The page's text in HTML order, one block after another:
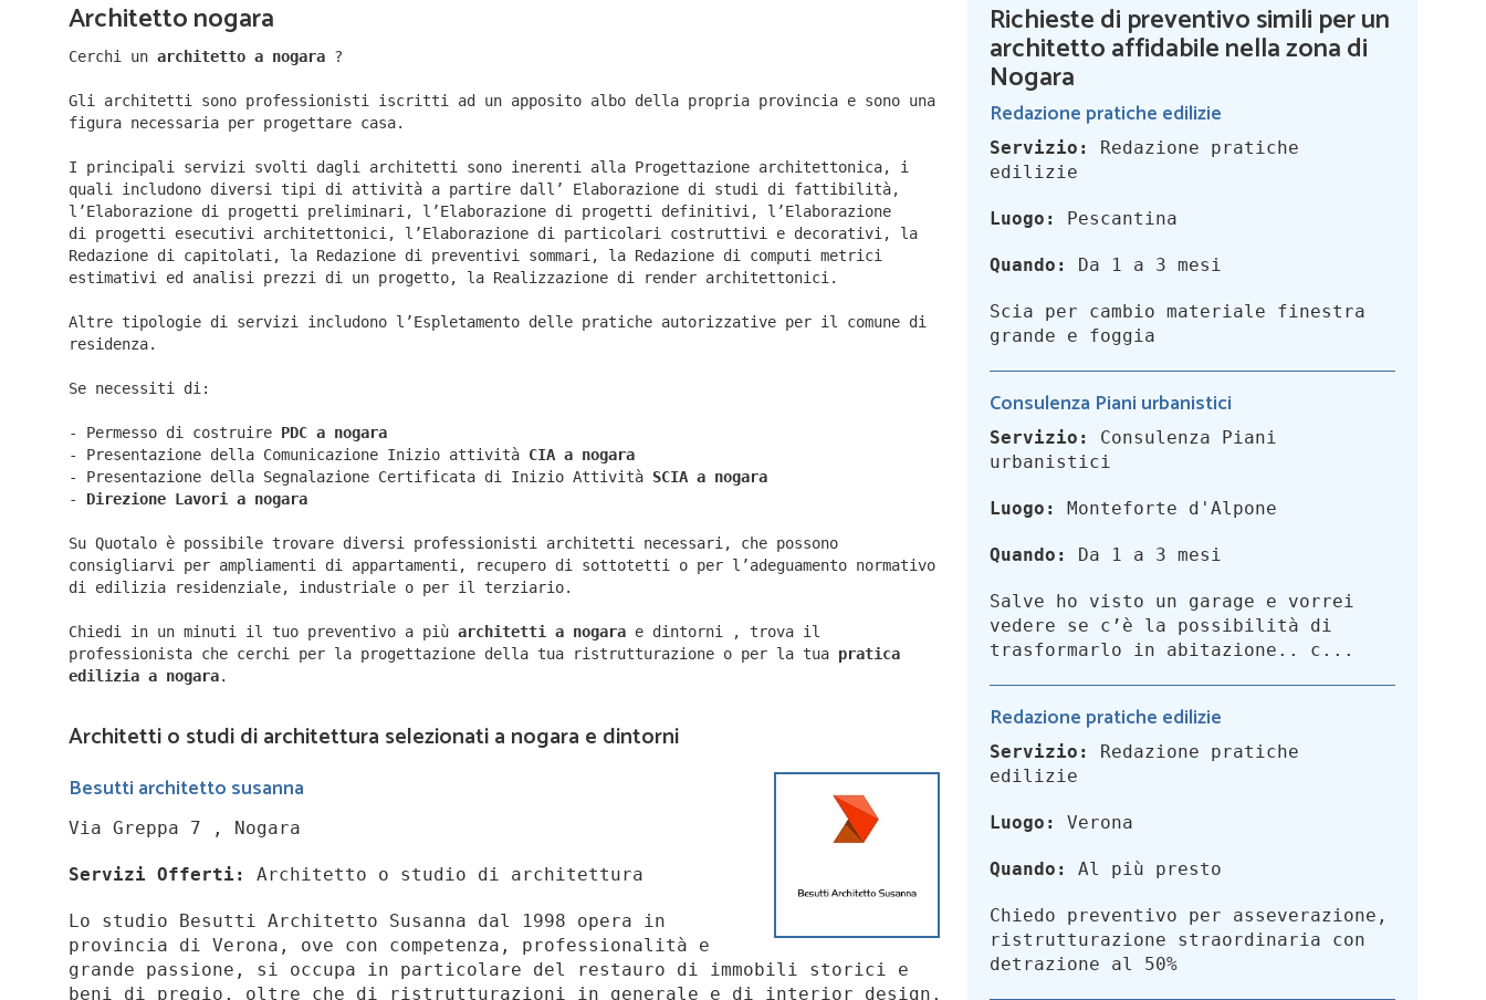
Architetto nogara
Cerchi un architetto a nogara ?
Gli architetti sono professionisti iscritti ad un apposito albo della propria provincia e sono una
figura necessaria per progettare casa.
I principali servizi svolti dagli architetti sono inerenti alla Progettazione architettonica, i
quali includono diversi tipi di attività a partire dall’ Elaborazione di studi di fattibilità,
l’Elaborazione di progetti preliminari, l’Elaborazione di progetti definitivi, l’Elaborazione
di progetti esecutivi architettonici, l’Elaborazione di particolari costruttivi e decorativi, la
Redazione di capitolati, la Redazione di preventivi sommari, la Redazione di computi metrici
estimativi ed analisi prezzi di un progetto, la Realizzazione di render architettonici.
Altre tipologie di servizi includono l’Espletamento delle pratiche autorizzative per il comune di
residenza.
Se necessiti di:
- Permesso di costruire PDC a nogara
- Presentazione della Comunicazione Inizio attività CIA a nogara
- Presentazione della Segnalazione Certificata di Inizio Attività SCIA a nogara
- Direzione Lavori a nogara
Su Quotalo è possibile trovare diversi professionisti architetti necessari, che possono
consigliarvi per ampliamenti di appartamenti, recupero di sottotetti o per l’adeguamento normativo
di edilizia residenziale, industriale o per il terziario.
Chiedi in un minuti il tuo preventivo a più architetti a nogara e dintorni ,
trova il
professionista che cerchi per la progettazione della tua ristrutturazione o per la tua pratica
edilizia a nogara.
Architetti o studi di architettura selezionati a nogara e dintorni
Besutti architetto susanna
Via Greppa 7 , Nogara
Servizi Offerti: Architetto o studio di architettura
Lo studio Besutti Architetto Susanna dal 1998 opera in
provincia di Verona, ove con competenza, professionalità e
grande passione, si occupa in particolare del restauro di immobili storici e
beni di pregio, oltre che di ristrutturazioni in generale e di interior design.
Richieste di preventivo simili per un
architetto affidabile nella zona di
Nogara
Redazione pratiche edilizie
Servizio:
Redazione pratiche
edilizie
Luogo: Pescantina
Quando: Da 1 a 3 mesi
Scia per cambio materiale finestra
grande e foggia
Consulenza Piani urbanistici
Servizio:
Consulenza Piani
urbanistici
Luogo: Monteforte d'Alpone
Quando: Da 1 a 3 mesi
Salve ho visto un garage e vorrei
vedere se c’è la possibilità di
trasformarlo in abitazione.. c...
Redazione pratiche edilizie
Servizio:
Redazione pratiche
edilizie
Luogo: Verona
Quando: Al più presto
Chiedo preventivo per asseverazione,
ristrutturazione straordinaria con
detrazione al 50%